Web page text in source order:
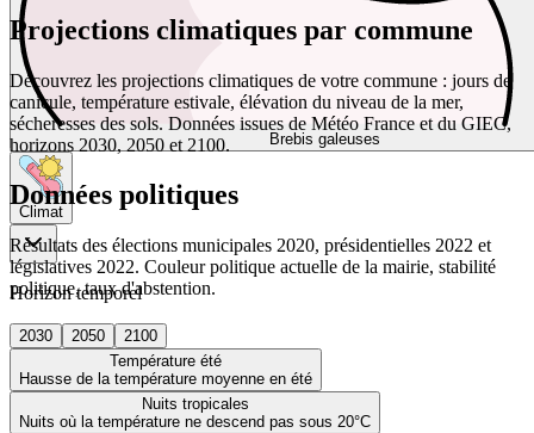
Brebis galeuses
Climat
Horizon temporel
2030 2050
2100
Température été
Hausse de la température moyenne en été
Nuits tropicales
Nuits où la température ne descend pas sous 20°C
Projections climatiques par commune
Découvrez les projections climatiques de votre commune : jours de
canicule, température estivale, élévation du niveau de la mer,
sécheresses des sols. Données issues de Météo France et du GIEC,
horizons 2030, 2050 et 2100.
Données politiques
Résultats des élections municipales 2020, présidentielles 2022 et
législatives 2022. Couleur politique actuelle de la mairie, stabilité
politique, taux d'abstention.